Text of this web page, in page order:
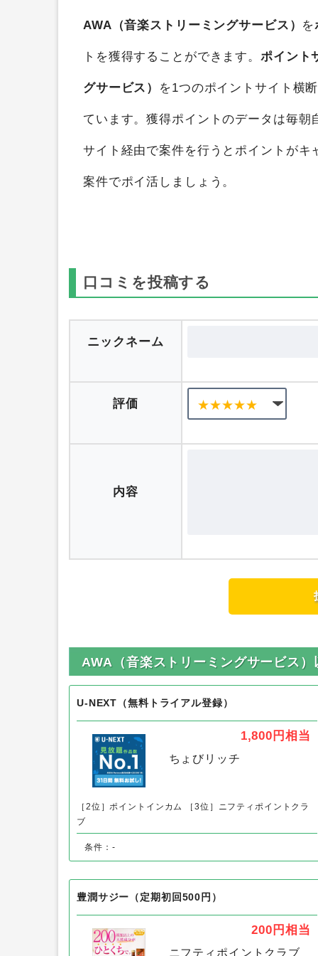
AWA（音楽ストリーミングサービス） を
トを獲得することができます。 ポイント
グサービス） を1つのポイントサイト横
ています。獲得ポイントのデータは毎
サイト経由で案件を行うとポイントが
案件でポイ活しましょう。
口コミを投稿する
ニックネーム
評価
内容
AWA（音楽ストリーミングサービス
U-NEXT（無料トライアル登録）
1,800円 相当
ちょびリッチ
［2位］ポイントインカム
［3位］ニフティポイントクラ
ブ
条件：-
豊潤サジー（定期初回500円）
200円 相当
ニフティポイントクラブ